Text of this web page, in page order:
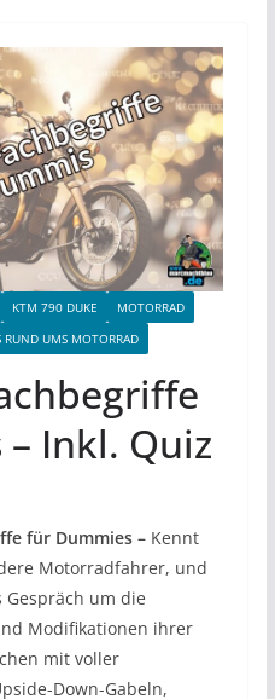
KTM 790 DUKE
MOTORRAD
RUND UMS MOTORRAD
Inkl. Quiz
für Dummies – Kennt
Motorradfahrer, und
um die
Modifikationen ihrer
mit voller
Down-Gabeln,